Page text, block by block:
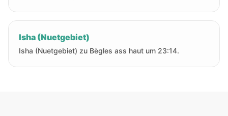
Isha (Nuetgebiet)
Isha (Nuetgebiet) zu Bègles ass haut um 23:14.